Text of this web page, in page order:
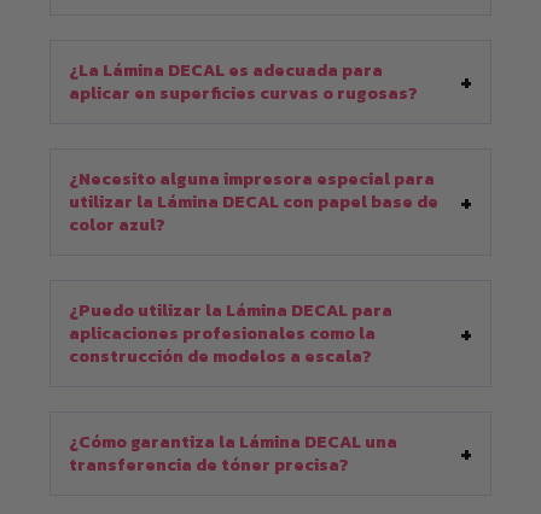
¿La Lámina DECAL es adecuada para
aplicar en superficies curvas o rugosas?
¿Necesito alguna impresora especial para
utilizar la Lámina DECAL con papel base de
color azul?
¿Puedo utilizar la Lámina DECAL para
aplicaciones profesionales como la
construcción de modelos a escala?
¿Cómo garantiza la Lámina DECAL una
transferencia de tóner precisa?